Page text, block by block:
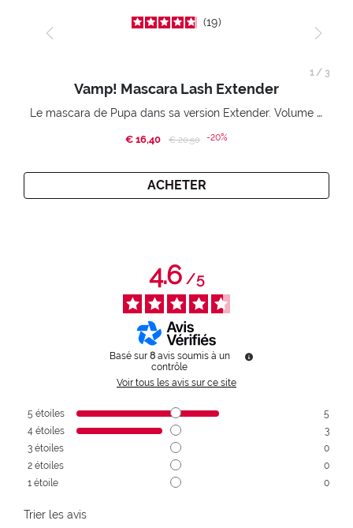
19
Vamp! Mascara Lash Extender
Le mascara de Pupa dans sa version Extender. Volume extension 3D. Des cils amplifiés et liftés à l’infini.
€ 16,40 Price reduced from
€ 20,50to-20%
ACHETER
1/ 3
4.6/5
Basé sur 8 avis soumis à un
contrôle
Voir tous les avis sur ce site
5 étoiles
5
4 étoiles
3
3 étoiles
0
2 étoiles
0
1 étoile 0
Trier les avis